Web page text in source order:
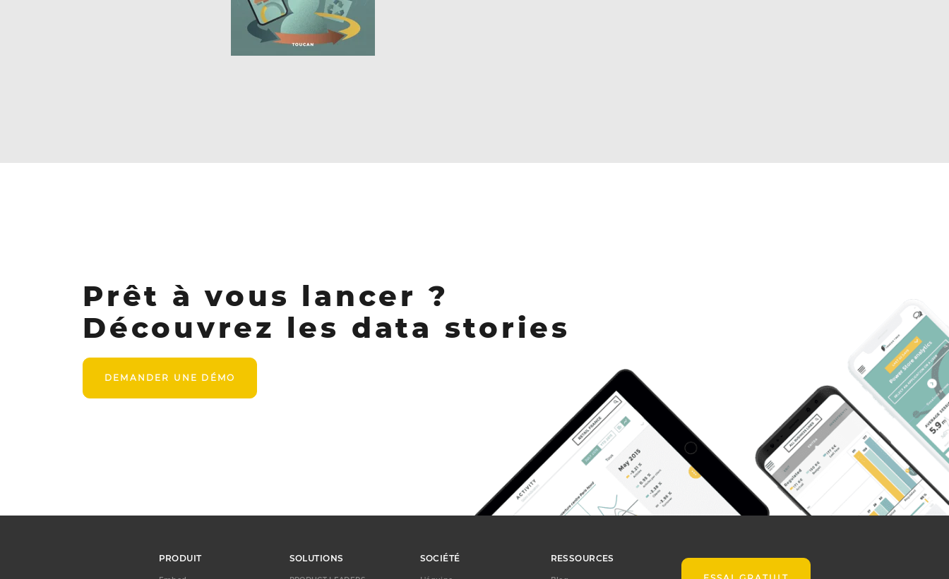
Prêt à vous lancer ?
Découvrez les data stories
DEMANDER UNE DÉMO
PRODUIT SOLUTIONS SOCIÉTÉ RESSOURCES